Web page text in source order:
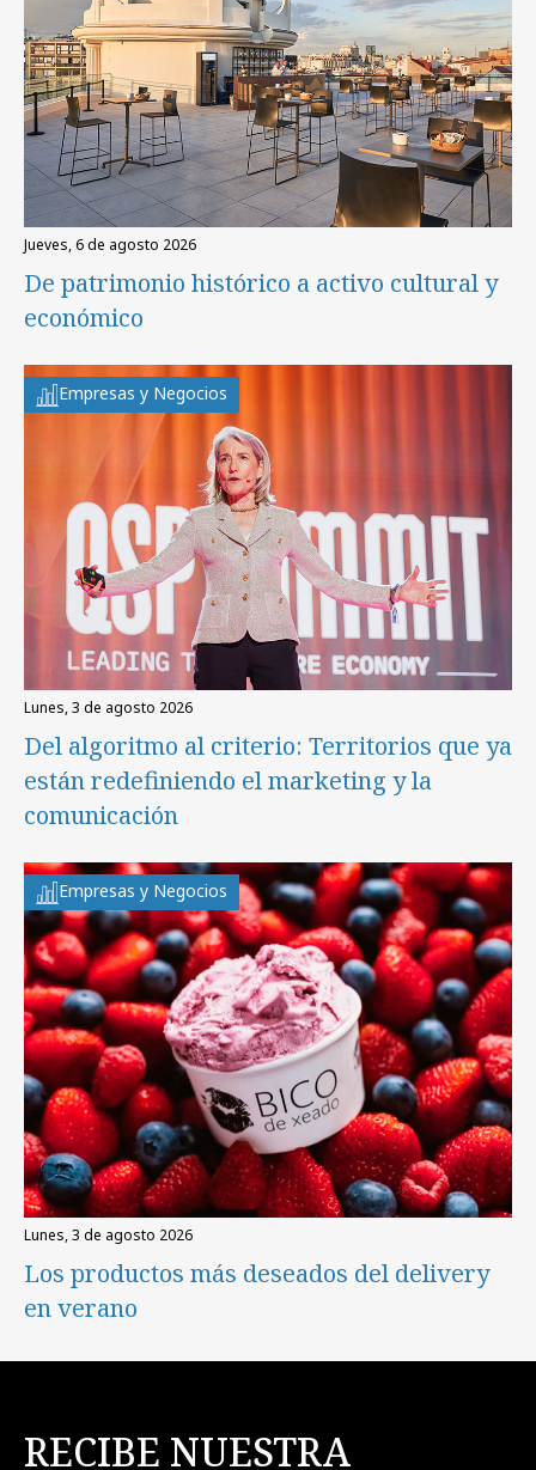
jueves, 6 de agosto 2026
De patrimonio histórico a activo cultural y
económico
Empresas y Negocios
lunes, 3 de agosto 2026
Del algoritmo al criterio: Territorios que ya
están redefiniendo el marketing y la
comunicación
Empresas y Negocios
lunes, 3 de agosto 2026
Los productos más deseados del delivery
en verano
RECIBE NUESTRA